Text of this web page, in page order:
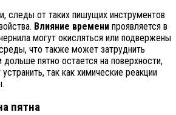
следы от таких пишущих инструментов
Влияние времени проявляется в
могут окисляться или подвержены
что также может затруднить
пятно остается на поверхности,
так как химические реакции
пятна